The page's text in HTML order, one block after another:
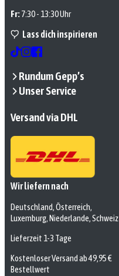
Fr:7:30 - 13:30 Uhr
Lass dich inspirieren
Rundum Gepp’s
Unser Service
Versand via DHL
Wir liefern nach
Deutschland, Österreich,
Luxemburg, Niederlande, Schweiz
Lieferzeit 1-3 Tage
Kostenloser Versand ab 49,95 €
Bestellwert